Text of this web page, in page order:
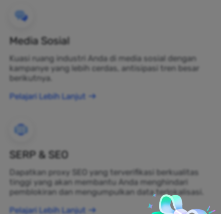
Media Sosial
Kuasi ruang industri Anda di media sosial dengan
kampanye yang lebih cerdas, antisipasi tren besar
berikutnya.
Pelajari Lebih Lanjut
SERP & SEO
Dapatkan proxy SEO yang terverifikasi berkualitas
tinggi yang akan membantu Anda menghindari
pemblokiran dan mengumpulkan data terlokalisasi.
Pelajari Lebih Lanjut